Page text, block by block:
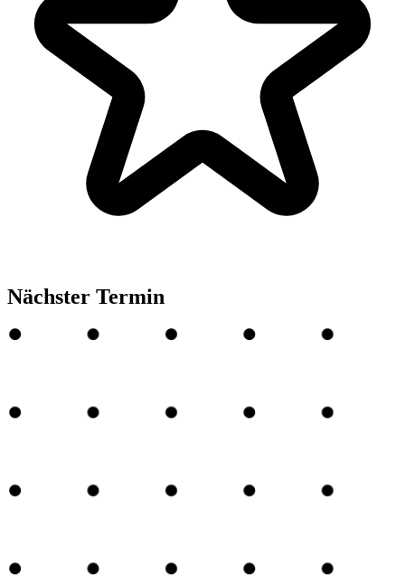
Nächster Termin